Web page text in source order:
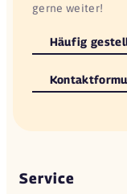
gerne weiter!
Häufig
Service